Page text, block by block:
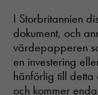
I Storbritannien
dokument, och
värdepapperen
en investering
hänförlig till
och kommer